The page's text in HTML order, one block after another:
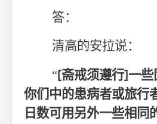
答：
清高的安拉说：
“[斋戒须遵行]一些
你们中的患病者或旅行
日数可用另外一些相同